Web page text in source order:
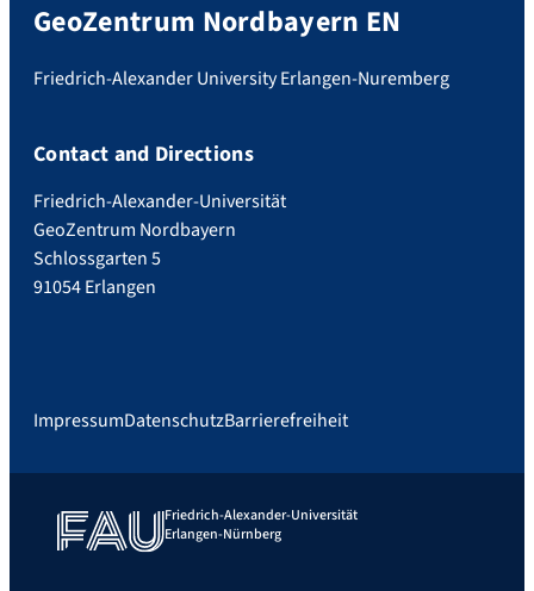
GeoZentrum Nordbayern EN
Friedrich-Alexander University Erlangen-Nuremberg
Contact and Directions
Friedrich-Alexander-Universität
GeoZentrum Nordbayern
Schlossgarten 5
91054 Erlangen
ImpressumDatenschutzBarrierefreiheit
Friedrich-Alexander-Universität
Erlangen-Nürnberg